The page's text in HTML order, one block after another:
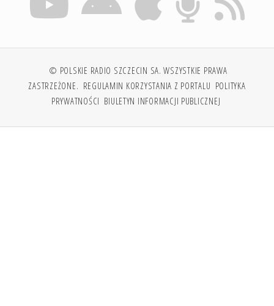
© POLSKIE RADIO SZCZECIN SA. WSZYSTKIE PRAWA
ZASTRZEŻONE. REGULAMIN KORZYSTANIA Z PORTALU POLITYKA
PRYWATNOŚCI BIULETYN INFORMACJI PUBLICZNEJ